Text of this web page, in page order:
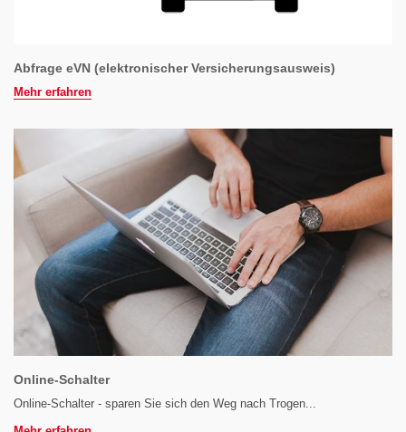
Abfrage eVN (elektronischer Versicherungsausweis)
Mehr erfahren
Online-Schalter
Online-Schalter - sparen Sie sich den Weg nach Trogen...